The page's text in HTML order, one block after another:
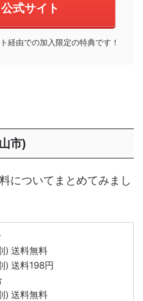
式サイト
経由での加入限定の特典です！
市)
についてまとめてみまし
) 送料無料
) 送料198円
) 送料無料